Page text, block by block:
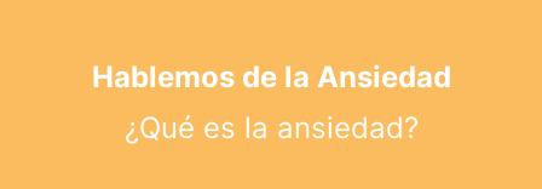
Hablemos de la Ansiedad
¿Qué es la ansiedad?